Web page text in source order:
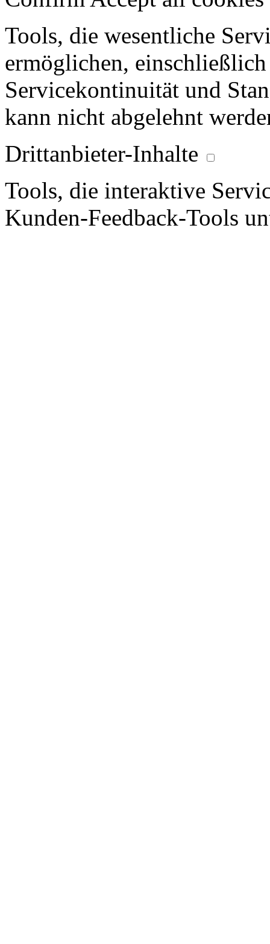
Tools, die wesentliche
ermöglichen,
Servicekontinuität und
kann nicht abgelehnt
Drittanbieter-Inhalte
Tools, die interaktive
Kunden-Feedback-Tools